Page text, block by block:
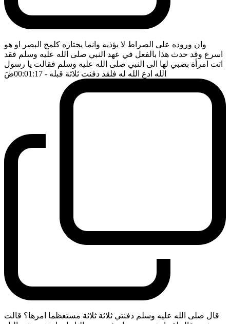
وان وروده على الصراط لا يؤذيه وانما يجتازه كلمح البصر او هو
اسرع وقد حدث هذا بالفعل في عهد النبي صلى الله عليه وسلم فقد
اتت امرأة بصبي لها الى النبي صلى الله عليه وسلم فقالت يا رسول
الله ادع الله له فلقد دفنت ثلاثة قبله - 00:01:17 ضَ
قال صلى الله عليه وسلم دفنتي ثلاثة ثلاثة مستعظما امرها؟ قالت